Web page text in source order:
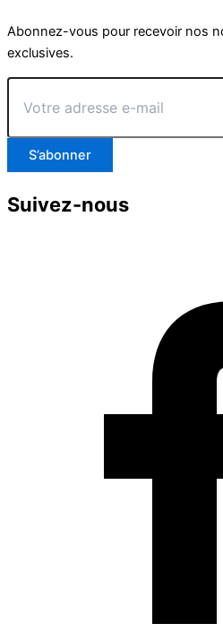
Abonnez-vous pour recevoir nos
exclusives.
Votre
adresse
mail
S’abonner
Suivez-nous